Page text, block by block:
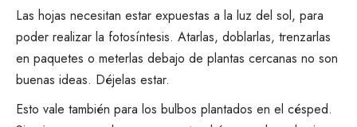
Las hojas necesitan estar expuestas a la luz del sol, para
poder realizar la fotosíntesis. Atarlas, doblarlas, trenzarlas
en paquetes o meterlas debajo de plantas cercanas no son
buenas ideas. Déjelas estar.
Esto vale también para los bulbos plantados en el césped.